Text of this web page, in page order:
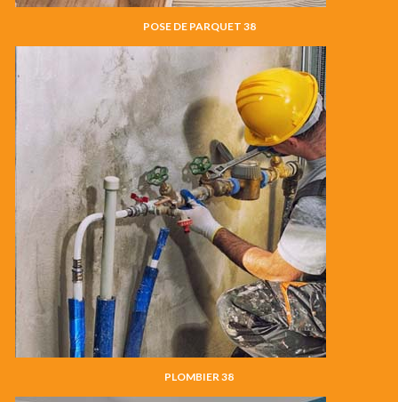
POSE DE PARQUET 38
PLOMBIER 38